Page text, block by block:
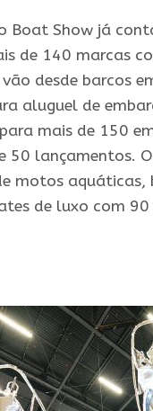
Boat Show já
de 140 marcas
desde barcos
aluguel de
mais de 150
50 lançamentos.
motos aquáticas,
de luxo com